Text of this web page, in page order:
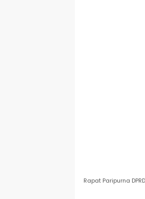
Rapat Paripurna